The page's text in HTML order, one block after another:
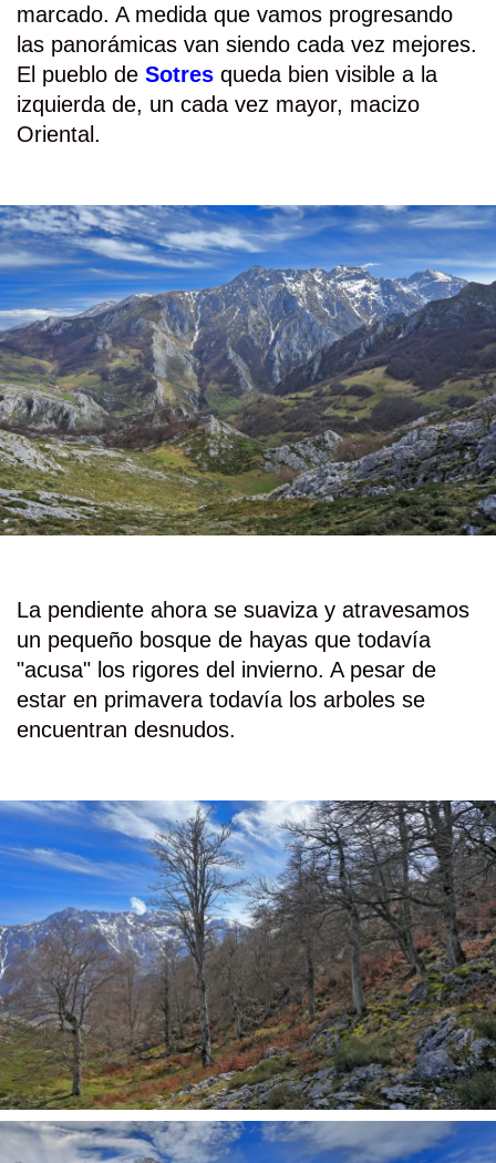
marcado. A medida que vamos progresando
las panorámicas van siendo cada vez mejores.
El pueblo de Sotres queda bien visible a la
izquierda de, un cada vez mayor, macizo
Oriental.
La pendiente ahora se suaviza y atravesamos
un pequeño bosque de hayas que todavía
"acusa" los rigores del invierno. A pesar de
estar en primavera todavía los arboles se
encuentran desnudos.